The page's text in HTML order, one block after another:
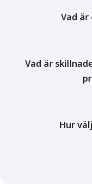
Vad är
Vad är
Hur